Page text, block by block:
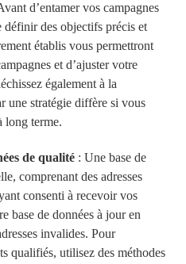
d’entamer vos campagnes
des objectifs précis et
établis vous permettront
et d’ajuster votre
également à la
une stratégie diffère si vous
long terme.
de qualité : Une base de
comprenant des adresses
consenti à recevoir vos
base de données à jour en
invalides. Pour
qualifiés, utilisez des méthodes